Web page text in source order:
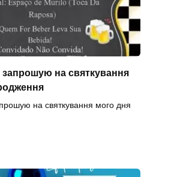
запрошую на святкування
на святкування мого дня